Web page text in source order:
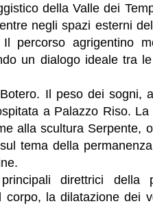
della Valle dei
negli spazi esterni
percorso agrigentino
un dialogo ideale tra
Il peso dei sogni,
a Palazzo Riso.
alla scultura Serpente,
tema della
direttrici della
la dilatazione dei